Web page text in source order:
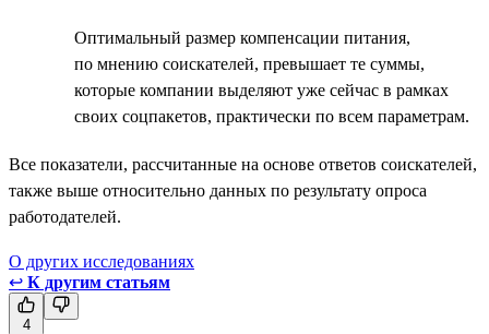
Оптимальный размер компенсации питания,
по мнению соискателей, превышает те суммы,
которые компании выделяют уже сейчас в рамках
своих соцпакетов, практически по всем параметрам.
Все показатели, рассчитанные на основе ответов соискателей,
также выше относительно данных по результату опроса
работодателей.
О других исследованиях
↩ К другим статьям
4